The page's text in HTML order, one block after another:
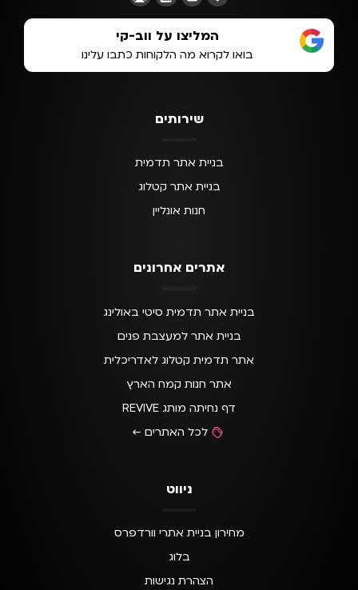
שירותים
בניית אתר תדמית
בניית אתר קטלוג
חנות אונליין
ניווט
מחירון בניית אתרי וורדפרס
בלוג
הצהרת נגישות
אתרים אחרונים
בניית אתר תדמית סיטי באולינג
בניית אתר למעצבת פנים
אתר תדמית קטלוג לאדריכלית
אתר חנות קמח הארץ
דף נחיתה מותג REVIVE
לכל האתרים ←
המליצו על ווב-קי
בואו לקרוא מה הלקוחות כתבו עלינו